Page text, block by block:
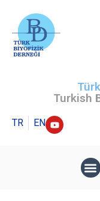
Turkish
TR EN